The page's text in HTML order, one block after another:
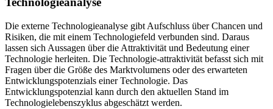
3.2 Technologielebenszyklusbetrachtung zur
Technologieanalyse
Die externe Technologieanalyse gibt Aufschluss über Chancen und
Risiken, die mit einem Technologiefeld verbunden sind. Daraus
lassen sich Aussagen über die Attraktivität und Bedeutung einer
Technologie herleiten. Die Technologie-attraktivität befasst sich mit
Fragen über die Größe des Marktvolumens oder des erwarteten
Entwicklungspotenzials einer Technologie. Das